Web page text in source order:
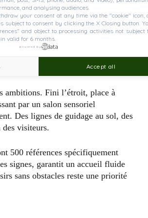
ambitions. Fini l’étroit, place à
par un salon sensoriel
Des lignes de guidage au sol, des
visiteurs.
500 références spécifiquement
signes, garantit un accueil fluide
sans obstacles reste une priorité
and analysing audiences.
your consent at any time via the "cookie" icon,
subject to consent by clicking the X Closing button.
and object to processing activities not subject
valid for 6 months.
powered by
Accept all